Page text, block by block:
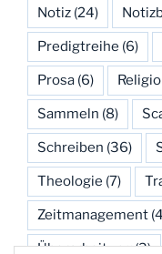
Notiz (24)
Predigtreihe (6)
Prosa (6)
Sammeln (8)
Schreiben (36)
Theologie (7)
Zeitmanagement
Überarbeitung(3)